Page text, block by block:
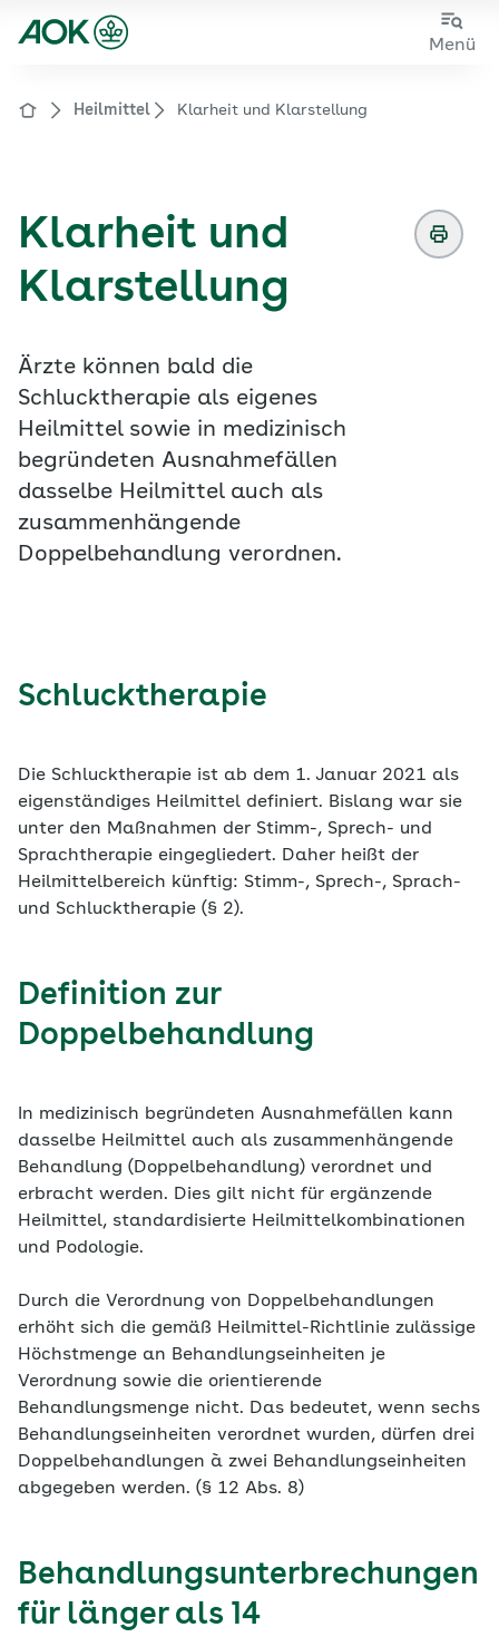
Zum
Zur
Menü
Zur Startseite von der Website aok.de/gp
Heilmittel Klarheit und Klarstellung
Klarheit und
Klarstellung
Ärzte können bald die
Schlucktherapie als eigenes
Heilmittel sowie in medizinisch
begründeten Ausnahmefällen
dasselbe Heilmittel auch als
zusammenhängende
Doppelbehandlung verordnen.
Schlucktherapie
Die Schlucktherapie ist ab dem 1. Januar 2021 als
eigenständiges Heilmittel definiert. Bislang war sie
unter den Maßnahmen der Stimm-, Sprech- und
Sprachtherapie eingegliedert. Daher heißt der
Heilmittelbereich künftig: Stimm-, Sprech-, Sprach-
und Schlucktherapie (§ 2).
Definition zur
Doppelbehandlung
In medizinisch begründeten Ausnahmefällen kann
dasselbe Heilmittel auch als zusammenhängende
Behandlung (Doppelbehandlung) verordnet und
erbracht werden. Dies gilt nicht für ergänzende
Heilmittel, standardisierte Heilmittelkombinationen
und Podologie.
Durch die Verordnung von Doppelbehandlungen
erhöht sich die gemäß Heilmittel-Richtlinie zulässige
Höchstmenge an Behandlungseinheiten je
Verordnung sowie die orientierende
Behandlungsmenge nicht. Das bedeutet, wenn sechs
Behandlungseinheiten verordnet wurden, dürfen drei
Doppelbehandlungen à zwei Behandlungseinheiten
abgegeben werden. (§ 12 Abs. 8)
Behandlungsunterbrechungen
für länger als 14